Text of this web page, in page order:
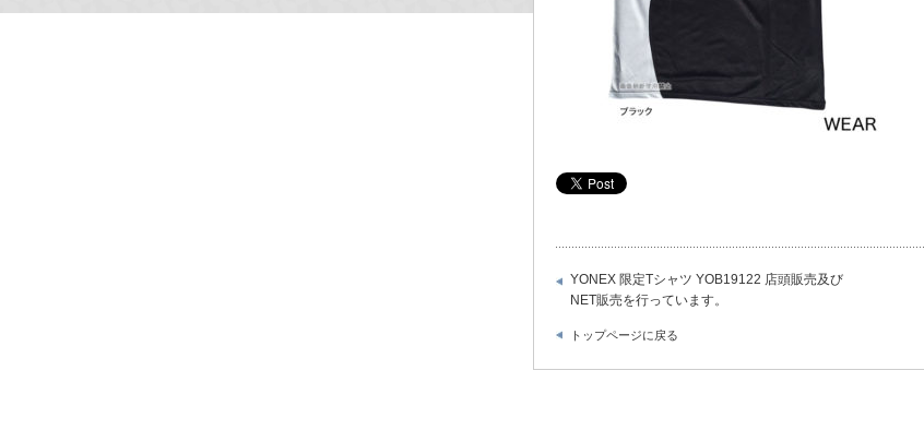
YONEX 限定Tシャツ YOB19122 店頭販売及び
NET販売を行っています。
トップページに戻る